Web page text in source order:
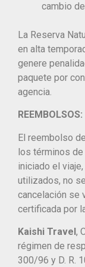
cambio
La Reserva
en alta
genere
paquete por
agencia.
REEMBOLSOS:
El reembolso
los términos de
iniciado el
utilizados, no
cancelación se
certificada por
Kaishi Travel ,
régimen de
300/96 y D. R.